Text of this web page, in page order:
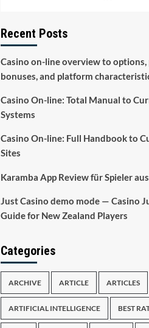
Recent Posts
Casino on-line overview to options,
bonuses, and platform
Casino On-line: Total Manual to
Systems
Casino On-line: Full Handbook to
Sites
Karamba App Review für Spieler
Just Casino demo mode — Casino
Guide for New Zealand Players
Categories
ARCHIVE ARTICLE ARTICLES
ARTIFICIAL INTELLIGENCE BEST